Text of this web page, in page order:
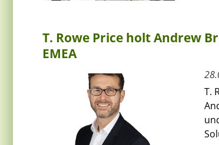
T. Rowe Price holt Andrew
EMEA
T.